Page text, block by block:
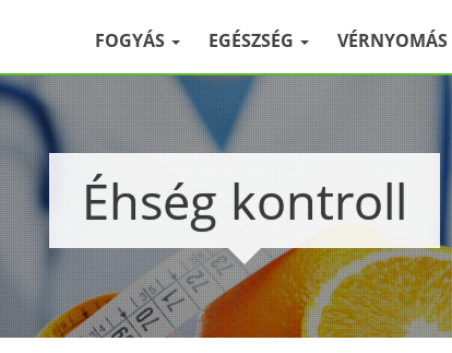
FOGYÁS EGÉSZSÉG VÉRNYOMÁS
Éhség kontroll